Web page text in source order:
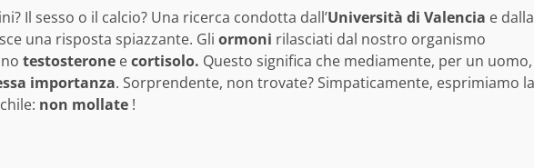
Il sesso o il calcio? Una ricerca condotta dall’Università di Valencia e dalla
una risposta spiazzante. Gli ormoni rilasciati dal nostro organismo
testosterone ecortisolo. Questo significa che mediamente, per un uomo,
importanza. Sorprendente, non trovate? Simpaticamente, esprimiamo la
non mollate !